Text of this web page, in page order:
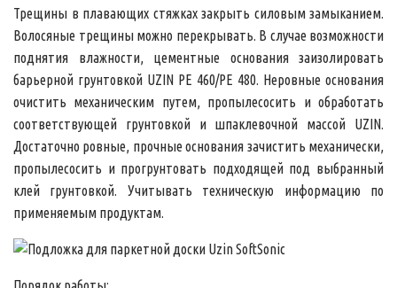
Трещины в плавающих стяжках закрыть силовым замыканием.
Волосяные трещины можно перекрывать. В случае возможности
поднятия влажности, цементные основания заизолировать
барьерной грунтовкой UZIN PE 460/PE 480. Неровные основания
очистить механическим путем, пропылесосить и обработать
соответствующей грунтовкой и шпаклевочной массой UZIN.
Достаточно ровные, прочные основания зачистить механически,
пропылесосить и прогрунтовать подходящей под выбранный
клей грунтовкой. Учитывать техническую информацию по
применяемым продуктам.